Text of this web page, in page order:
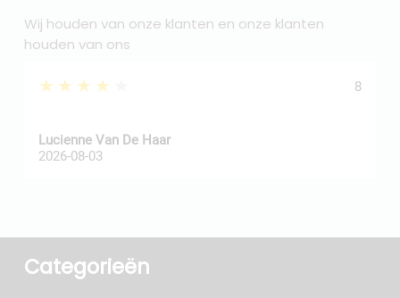
Wij houden van onze klanten en onze klanten
houden van ons
★★★★★ 8
Lucienne Van De Haar
2026-08-03
Categorieën